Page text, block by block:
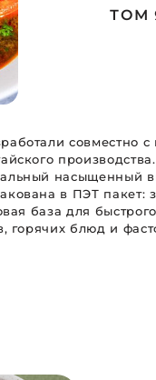
ТОМ
совместно
насыщенный
в ПЭТ пакет:
база для
горячих блюд и